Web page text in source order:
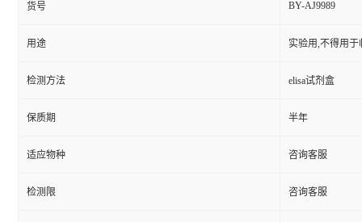
货号 BY-AJ9989
用途 实验用,不得用于
检测方法 elisa试剂盒
保质期 半年
适应物种 咨询客服
检测限 咨询客服